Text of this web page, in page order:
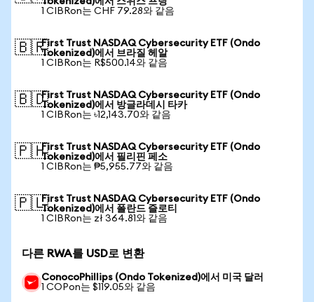
1 CIBRon는 CHF 79.28와 같음
🇧🇷First Trust NASDAQ Cybersecurity ETF (Ondo
Tokenized)에서 브라질 헤알
1 CIBRon는 R$500.14와 같음
🇧🇩First Trust NASDAQ Cybersecurity ETF (Ondo
Tokenized)에서 방글라데시 타카
1 CIBRon는 ৳12,143.70와 같음
🇵🇭First Trust NASDAQ Cybersecurity ETF (Ondo
Tokenized)에서 필리핀 페소
1 CIBRon는 ₱5,955.77와 같음
🇵🇱First Trust NASDAQ Cybersecurity ETF (Ondo
Tokenized)에서 폴란드 즐로티
1 CIBRon는 zł 364.81와 같음
다른 RWA를 USD로 변환
ConocoPhillips (Ondo Tokenized)에서 미국 달러
1 COPon는 $119.05와 같음